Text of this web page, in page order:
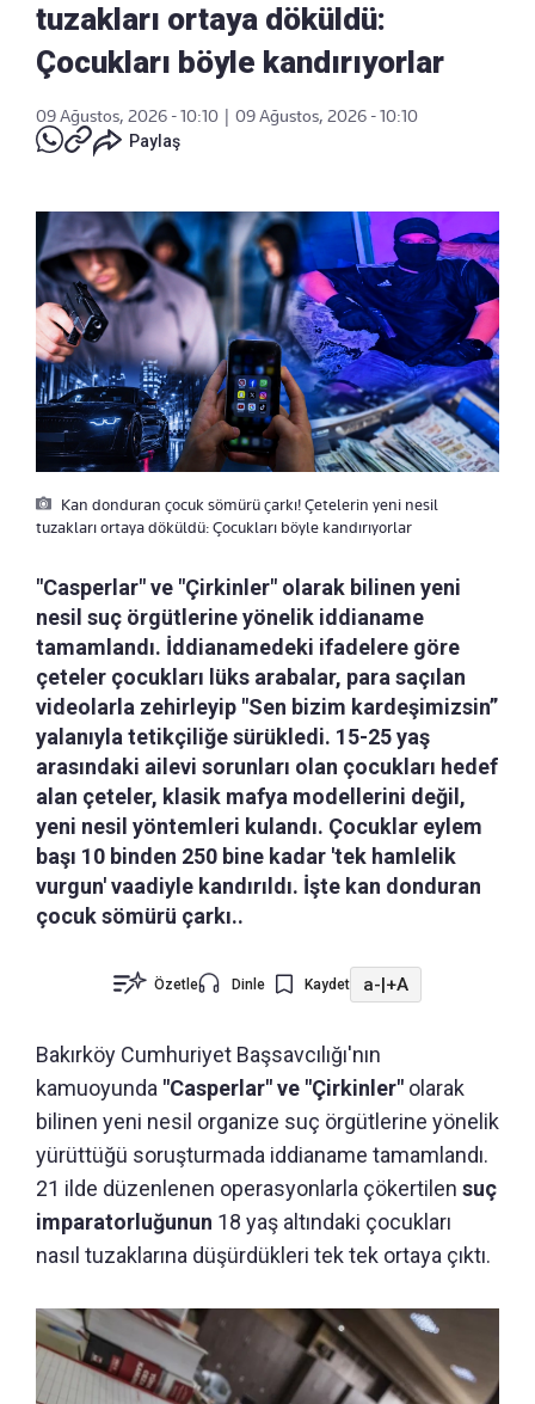
tuzakları ortaya döküldü:
Çocukları böyle kandırıyorlar
09 Ağustos, 2026 - 10:10
09 Ağustos, 2026 - 10:10
Paylaş
Kan donduran çocuk sömürü çarkı! Çetelerin yeni nesil
tuzakları ortaya döküldü: Çocukları böyle kandırıyorlar
"Casperlar" ve "Çirkinler" olarak bilinen yeni
nesil suç örgütlerine yönelik iddianame
tamamlandı. İddianamedeki ifadelere göre
çeteler çocukları lüks arabalar, para saçılan
videolarla zehirleyip "Sen bizim kardeşimizsin”
yalanıyla tetikçiliğe sürükledi. 15-25 yaş
arasındaki ailevi sorunları olan çocukları hedef
alan çeteler, klasik mafya modellerini değil,
yeni nesil yöntemleri kulandı. Çocuklar eylem
başı 10 binden 250 bine kadar 'tek hamlelik
vurgun' vaadiyle kandırıldı. İşte kan donduran
çocuk sömürü çarkı..
Özetle Dinle Kaydet a-|+A
Bakırköy Cumhuriyet Başsavcılığı'nın
kamuoyunda "Casperlar" ve "Çirkinler" olarak
bilinen yeni nesil organize suç örgütlerine yönelik
yürüttüğü soruşturmada iddianame tamamlandı.
21 ilde düzenlenen operasyonlarla çökertilen suç
imparatorluğunun 18 yaş altındaki çocukları
nasıl tuzaklarına düşürdükleri tek tek ortaya çıktı.